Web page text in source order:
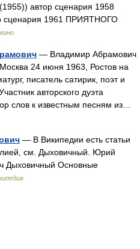
автор сценария 1958
1961 ПРИЯТНОГО
— Владимир Абрамович
24 июня 1963, Ростов на
писатель сатирик, поэт и
авторского дуэта
слов к известным песням из…
— В Википедии есть статьи
см. Дыховичный. Юрий
Дыховичный Основные